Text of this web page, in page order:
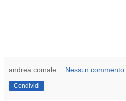
andrea cornale Nessun commento:
Condividi